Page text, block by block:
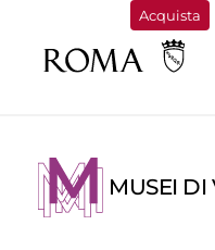
Acquista
MUSEI